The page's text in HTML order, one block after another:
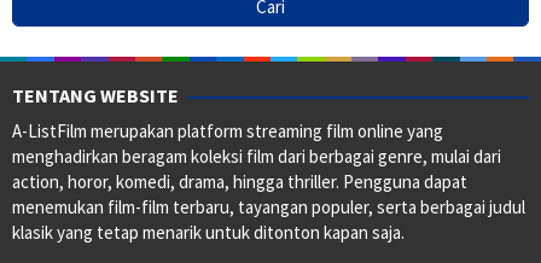
TENTANG WEBSITE
A-ListFilm merupakan platform streaming film online yang
menghadirkan beragam koleksi film dari berbagai genre, mulai dari
action, horor, komedi, drama, hingga thriller. Pengguna dapat
menemukan film-film terbaru, tayangan populer, serta berbagai judul
klasik yang tetap menarik untuk ditonton kapan saja.